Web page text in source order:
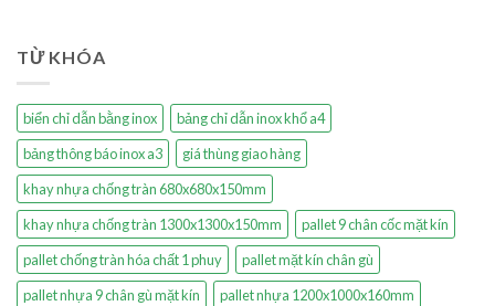
TỪ KHÓA
biển chỉ dẫn bằng inox
bảng chỉ dẫn inox khổ a4
bảng thông báo inox a3
giá thùng giao hàng
khay nhựa chống tràn 680x680x150mm
khay nhựa chống tràn 1300x1300x150mm
pallet 9 chân cốc mặt kín
pallet chống tràn hóa chất 1 phuy
pallet mặt kín chân gù
pallet nhựa 9 chân gù mặt kín
pallet nhựa 1200x1000x160mm